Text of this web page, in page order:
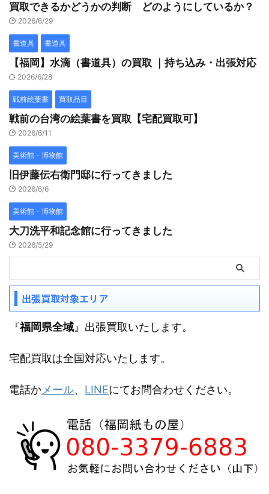
買取できるかどうかの判断 どのようにしているか？
2026/6/29
書道具 書道具
【福岡】水滴（書道具）の買取 ｜持ち込み・出張対応
2026/6/28
戦前絵葉書 買取品目
戦前の台湾の絵葉書を買取【宅配買取可】
2026/6/11
美術館・博物館
旧伊藤伝右衛門邸に行ってきました
2026/6/6
美術館・博物館
大刀洗平和記念館に行ってきました
2026/5/29
出張買取対象エリア
『福岡県全域 』出張買取いたします。
宅配買取は全国対応いたします。
電話かメール、 LINEにてお問合わせください。